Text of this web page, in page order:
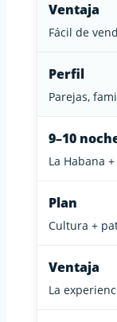
Ventaja
Fácil de
Perfil
Parejas,
9–10
La Habana
Plan
Cultura +
Ventaja
La